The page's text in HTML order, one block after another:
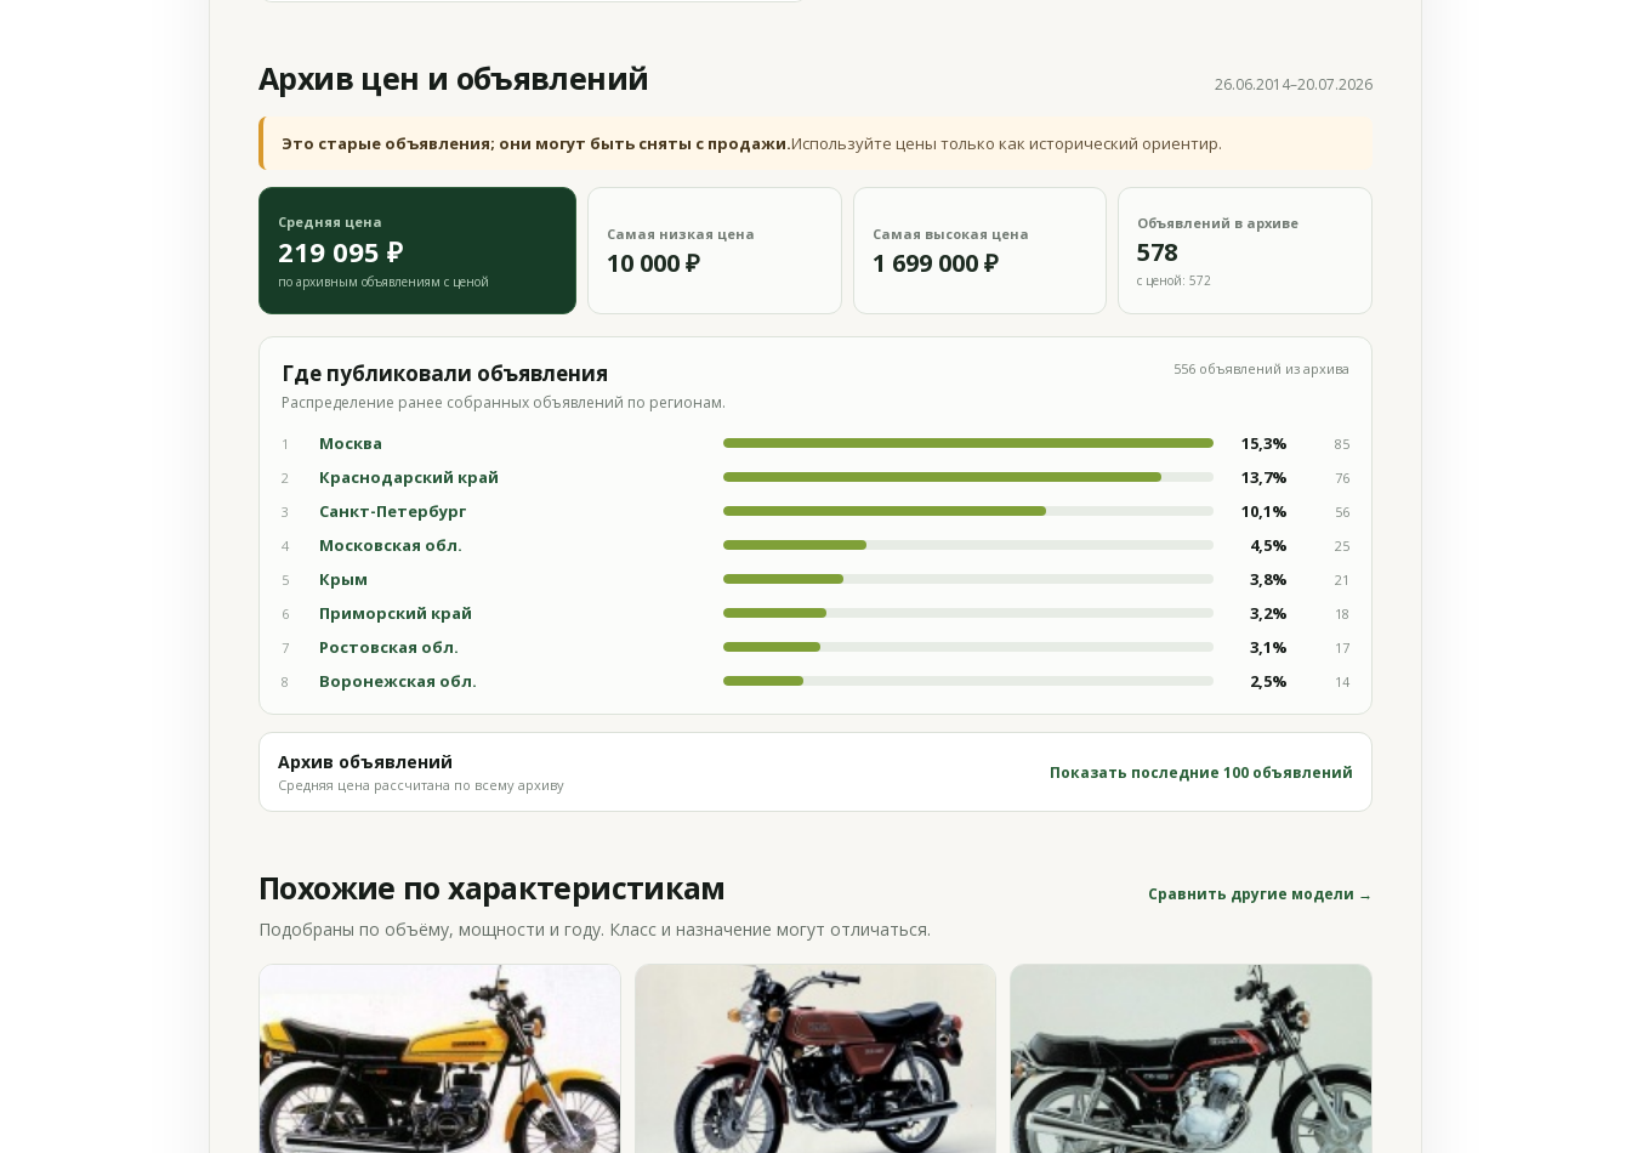
Архив цен и объявлений 26.06.2014–20.07.2026
Это старые объявления; они могут быть сняты с продажи.Используйте цены только как исторический ориентир.
Средняя цена
219 095 ₽
по архивным объявлениям с ценой
Самая низкая цена
10 000 ₽
Самая высокая цена
1 699 000 ₽
Объявлений в архиве
578
с ценой: 572
Где публиковали объявления
Распределение ранее собранных объявлений по регионам.
556 объявлений из архива
1 Москва 15,3%
85
2
Краснодарский край 13,7%
76
3
Санкт-Петербург 10,1%
56
4
Московская обл. 4,5%
25
5
Крым 3,8%
21
6
Приморский край 3,2%
18
7
Ростовская обл. 3,1%
17
8
Воронежская обл. 2,5% 14
Архив объявлений
Средняя цена рассчитана по всему архиву
Показать последние 100 объявлений
Похожие по характеристикам Сравнить другие модели →
Подобраны по объёму, мощности и году. Класс и назначение могут отличаться.